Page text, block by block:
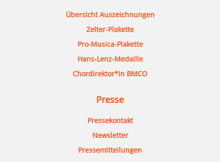
Übersicht Auszeichnungen
Zelter-Plakette
Pro-Musica-Plakette
Hans-Lenz-Medaille
Chordirektor*in BMCO
Presse
Pressekontakt
Newsletter
Pressemitteilungen